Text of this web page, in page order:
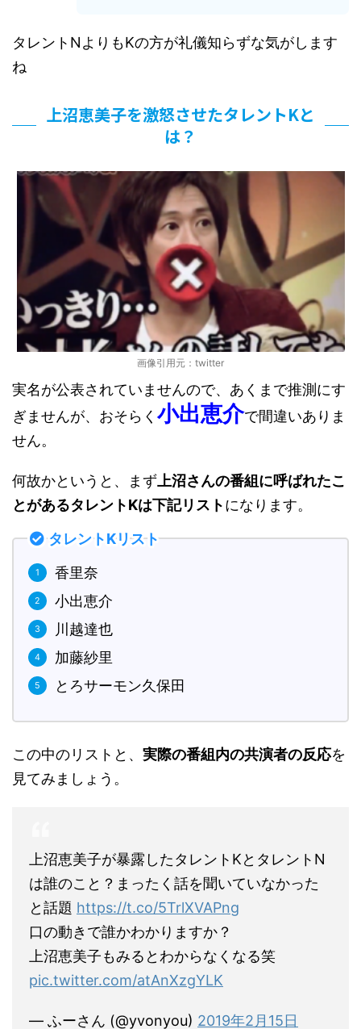
タレントNよりもKの方が礼儀知らずな気がします
ね
上沼恵美子を激怒させたタレントKと
は？
画像引用元：twitter
実名が公表されていませんので、あくまで推測にす
ぎませんが、おそらく 小出恵介で間違いありま
せん。
何故かというと、まず 上沼さんの番組に呼ばれたこ
とがあるタレントKは下記リストになります。
タレントKリスト
香里奈
小出恵介
川越達也
加藤紗里
とろサーモン久保田
この中のリストと、 実際の番組内の共演者の反応を
見てみましょう。
上沼恵美子が暴露したタレントKとタレントN
は誰のこと？まったく話を聞いていなかった
と話題 https://t.co/5TrlXVAPng
口の動きで誰かわかりますか？
上沼恵美子もみるとわからなくなる笑
pic.twitter.com/atAnXzgYLK
— ふーさん (@yvonyou) 2019年2月15日